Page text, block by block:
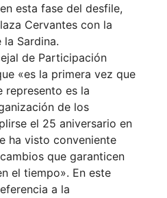
esta fase del desfile,
Cervantes con la
Sardina.
de Participación
«es la primera vez que
represento es la
de los
el 25 aniversario en
ha visto conveniente
que garanticen
el tiempo». En este
a la